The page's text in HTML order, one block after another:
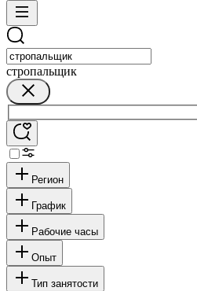
стропальщик
Регион
График
Рабочие часы
Опыт
Тип занятости